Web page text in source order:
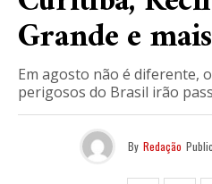
Grande e mais
Em agosto não é diferente,
perigosos do Brasil irão
By Redação